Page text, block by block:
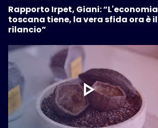
Rapporto Irpet, Giani: “L'economia
toscana tiene, la vera sfida ora è il
rilancio”